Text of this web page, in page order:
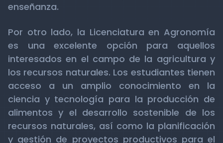
enseñanza.
Por otro lado, la Licenciatura en Agronomía
es una excelente opción para aquellos
interesados en el campo de la agricultura y
los recursos naturales. Los estudiantes tienen
acceso a un amplio conocimiento en la
ciencia y tecnología para la producción de
alimentos y el desarrollo sostenible de los
recursos naturales, así como la planificación
y gestión de proyectos productivos para el